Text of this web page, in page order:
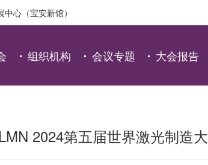
心（宝安新馆）
组织机构 会议专题 大会报告
LMN 2024第五届世界激光制造